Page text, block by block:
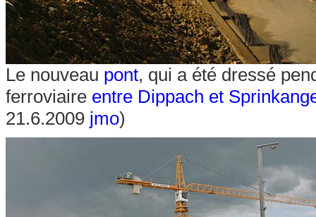
Le nouveau pont, qui a été dressé
ferroviaire entre Dippach et
21.6.2009 jmo)